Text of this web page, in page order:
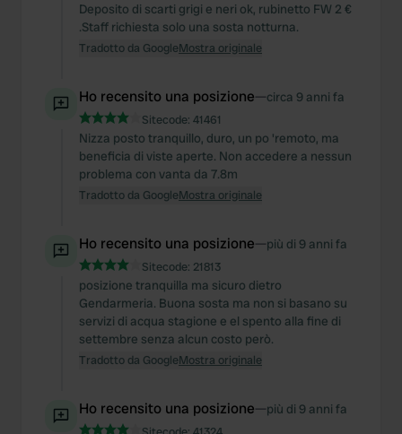
Deposito di scarti grigi e neri ok, rubinetto FW 2 €
.Staff richiesta solo una sosta notturna.
Tradotto da GoogleMostra originale
Ho recensito una posizione—circa 9 anni fa
Sitecode: 41461
Nizza posto tranquillo, duro, un po 'remoto, ma
beneficia di viste aperte. Non accedere a nessun
problema con vanta da 7.8m
Tradotto da GoogleMostra originale
Ho recensito una posizione—più di 9 anni fa
Sitecode: 21813
posizione tranquilla ma sicuro dietro
Gendarmeria. Buona sosta ma non si basano su
servizi di acqua stagione e el spento alla fine di
settembre senza alcun costo però.
Tradotto da GoogleMostra originale
Ho recensito una posizione—più di 9 anni fa